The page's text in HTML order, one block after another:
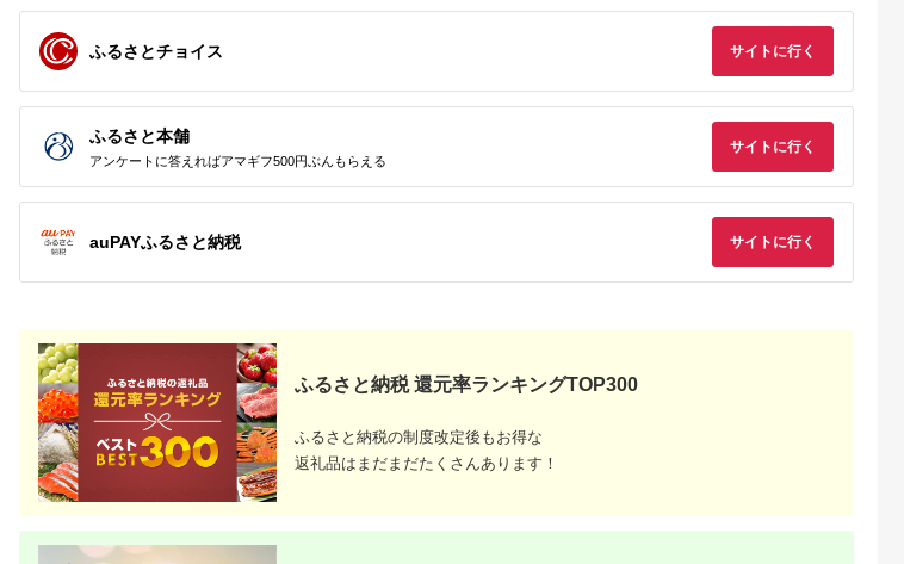
グ シュウマイ セット
冷凍 合挽きハンバー
グ 焼売 前沢牛 ブラン
ド牛 国産牛 牛肉 豚肉
ビーフ ポーク 肉 個包
装 おかず グルメ 一人
暮らし ギフト 贈答
[ME004]
5.0
寄付金額:20,000 円
（180g×10個）手こ
ね 上州牛100％！群
馬県 千代田町 肉 惣菜
手作り 和風 デミグラ
ス ハンバーガー ロコ
モコ ランチ ディナー
キャンプ ソロキャン
バーベキュー グルメ
5.0
寄付金額:18,000円
5.0
160ｇ×4袋
ふるさとチョイス サイトに行く
ふるさと本舗
アンケートに答えればアマギフ500円ぶんもらえる
サイトに行く
auPAYふるさと納税 サイトに行く
ふるさと納税 還元率ランキングTOP300
ふるさと納税の制度改定後もお得な
返礼品はまだまだたくさんあります！